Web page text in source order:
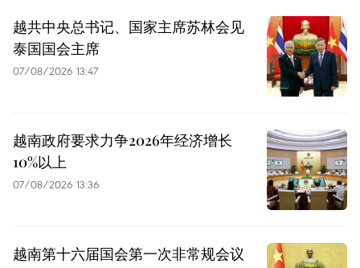
越共中央总书记、国家主席苏林会见
泰国国会主席
07/08/2026 13:47
越南政府要求力争2026年经济增长
10%以上
07/08/2026 13:36
越南第十六届国会第一次非常规会议